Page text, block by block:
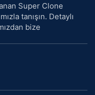
Super Clone
tanışın. Detaylı
bize